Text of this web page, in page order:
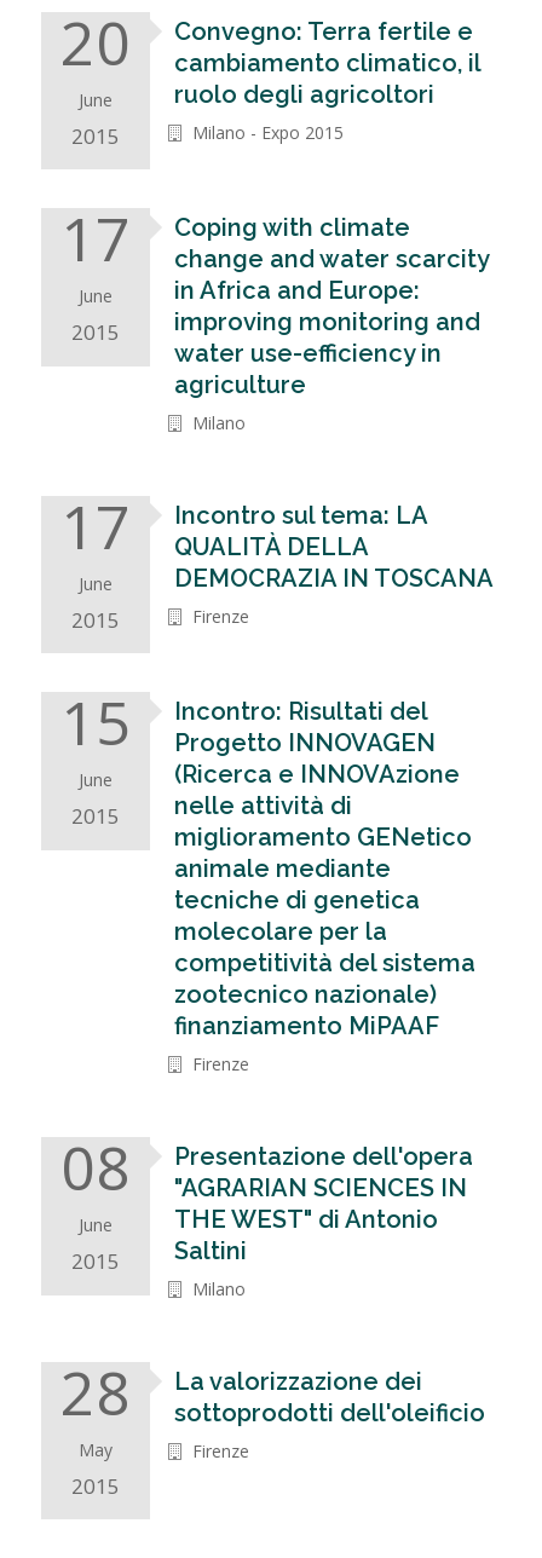
20
June
2015
Convegno: Terra fertile e
cambiamento climatico, il
ruolo degli agricoltori
Milano - Expo 2015
17
June
2015
Coping with climate
change and water scarcity
in Africa and Europe:
improving monitoring and
water use-efficiency in
agriculture
Milano
17
June
2015
Incontro sul tema: LA
QUALITÀ DELLA
DEMOCRAZIA IN TOSCANA
Firenze
15
June
2015
Incontro: Risultati del
Progetto INNOVAGEN
(Ricerca e INNOVAzione
nelle attività di
miglioramento GENetico
animale mediante
tecniche di genetica
molecolare per la
competitività del sistema
zootecnico nazionale)
finanziamento MiPAAF
Firenze
08
June
2015
Presentazione dell'opera
"AGRARIAN SCIENCES IN
THE WEST" di Antonio
Saltini
Milano
28
May
2015
La valorizzazione dei
sottoprodotti dell'oleificio
Firenze